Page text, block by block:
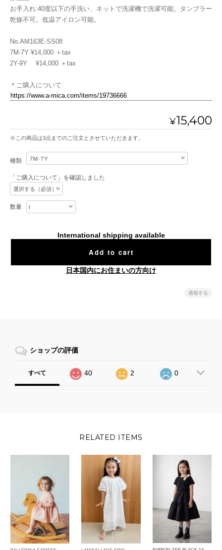
お手入れ:40度以下の手洗い、ネットで洗濯機で洗濯可能。タンブラー
乾燥不可。低温アイロン可能。
No.AM163E-SS08
7M-7Y ¥14,000 ＋tax
2Y-9Y ¥14,000 ＋tax
＊ご購入について
https://www.a-mica.com/items/19736666
¥15,400
※この商品は3点までのご注文とさせていただきます。
種類
「ご購入について」を確認しました
数量
International shipping available
Add to cart
日本国内にお住まいの方向け
通報する
ショップの評価
すべて 40 2 0
RELATED ITEMS